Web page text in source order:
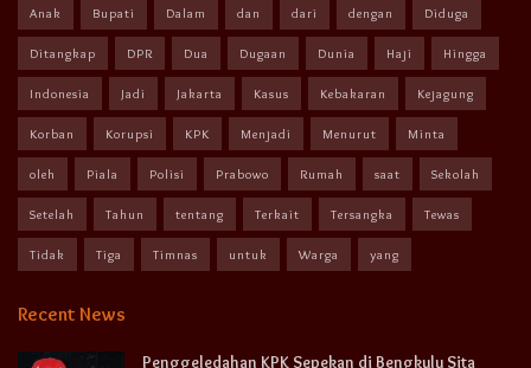
Anak Bupati Dalam dan dari dengan Diduga
Ditangkap DPR Dua Dugaan Dunia Haji Hingga
Indonesia Jadi Jakarta Kasus Kebakaran Kejagung
Korban Korupsi KPK Menjadi Menurut Minta
oleh Piala Polisi Prabowo Rumah saat Sekolah
Setelah Tahun tentang Terkait Tersangka Tewas
Tidak Tiga Timnas untuk Warga yang
Recent News
Penggeledahan KPK Sepekan di Bengkulu Sita